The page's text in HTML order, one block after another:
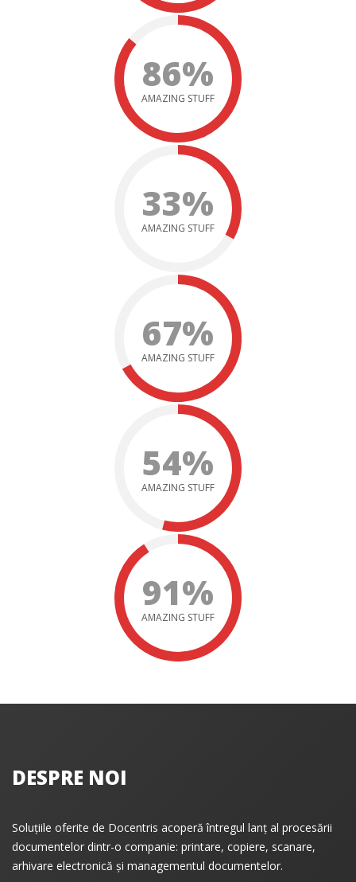
86%
AMAZING STUFF
33%
AMAZING STUFF
67%
AMAZING STUFF
54%
AMAZING STUFF
91%
AMAZING STUFF
DESPRE NOI
Soluțiile oferite de Docentris acoperă întregul lanț al procesării
documentelor dintr-o companie: printare, copiere, scanare,
arhivare electronică și managementul documentelor.